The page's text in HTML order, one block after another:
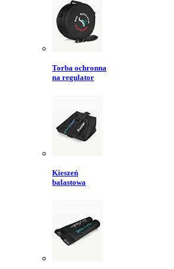
Torba ochronna
na regulator
Kieszeń
balastowa